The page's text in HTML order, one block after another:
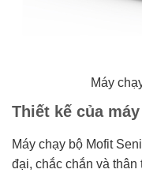
Máy
Thiết kế của
Máy chạy bộ Mofit
đại, chắc chắn và